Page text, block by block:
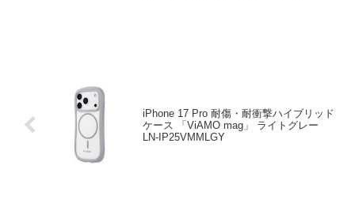
iPhone 17 Pro 耐傷・耐衝撃ハイブリッド
ケース 「ViAMO mag」 ライトグレー
LN-IP25VMMLGY